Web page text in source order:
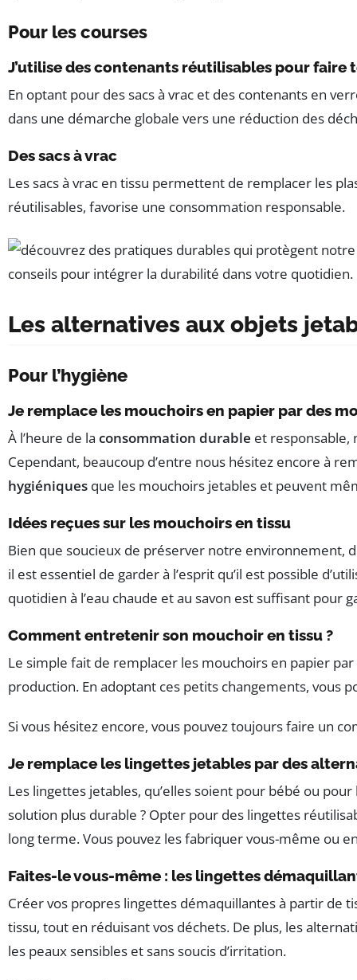
Pour les courses
J’utilise des contenants réutilisables pour faire
En optant pour des sacs à vrac et des contenants en
dans une démarche globale vers une réduction des
Des sacs à vrac
Les sacs à vrac en tissu permettent de remplacer les
réutilisables, favorise une consommation responsable.
Les alternatives aux objets
Pour l’hygiène
Je remplace les mouchoirs en papier par des
À l’heure de la consommation durable et
Cependant, beaucoup d’entre nous hésitez encore à
hygiéniques que les mouchoirs jetables et peuvent
Idées reçues sur les mouchoirs en tissu
Bien que soucieux de préserver notre environnement,
il est essentiel de garder à l’esprit qu’il est possible
quotidien à l’eau chaude et au savon est suffisant
Comment entretenir son mouchoir en tissu ?
Le simple fait de remplacer les mouchoirs en papier
production. En adoptant ces petits changements, vous
Si vous hésitez encore, vous pouvez toujours faire un
Je remplace les lingettes jetables par des
Les lingettes jetables, qu’elles soient pour bébé ou
solution plus durable ? Opter pour des lingettes
long terme. Vous pouvez les fabriquer vous-même ou
Faites-le vous-même : les lingettes
Créer vos propres lingettes démaquillantes à partir de
tissu, tout en réduisant vos déchets. De plus, les
les peaux sensibles et sans soucis d’irritation.